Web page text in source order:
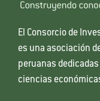
El Consorcio de
es una asociación
peruanas
ciencias